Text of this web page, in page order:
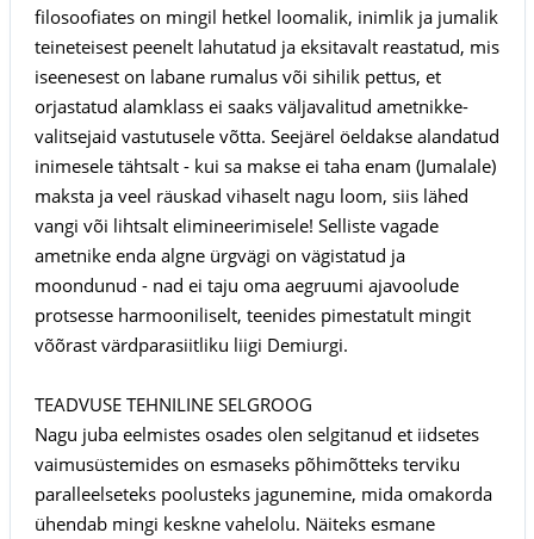
filosoofiates on mingil hetkel loomalik, inimlik ja jumalik
teineteisest peenelt lahutatud ja eksitavalt reastatud, mis
iseenesest on labane rumalus või sihilik pettus, et
orjastatud alamklass ei saaks väljavalitud ametnikke-
valitsejaid vastutusele võtta. Seejärel öeldakse alandatud
inimesele tähtsalt - kui sa makse ei taha enam (Jumalale)
maksta ja veel räuskad vihaselt nagu loom, siis lähed
vangi või lihtsalt elimineerimisele! Selliste vagade
ametnike enda algne ürgvägi on vägistatud ja
moondunud - nad ei taju oma aegruumi ajavoolude
protsesse harmooniliselt, teenides pimestatult mingit
võõrast värdparasiitliku liigi Demiurgi.
TEADVUSE TEHNILINE SELGROOG
Nagu juba eelmistes osades olen selgitanud et iidsetes
vaimusüstemides on esmaseks põhimõtteks terviku
paralleelseteks poolusteks jagunemine, mida omakorda
ühendab mingi keskne vahelolu. Näiteks esmane